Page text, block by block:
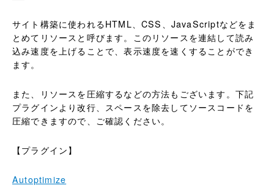
サイト構築に使われるHTML、CSS、JavaScriptなどをま
とめてリソースと呼びます。このリソースを連結して読み
込み速度を上げることで、表示速度を速くすることができ
ます。
また、リソースを圧縮するなどの方法もございます。下記
プラグインより改行、スペースを除去してソースコードを
圧縮できますので、ご確認ください。
【プラグイン】
Autoptimize